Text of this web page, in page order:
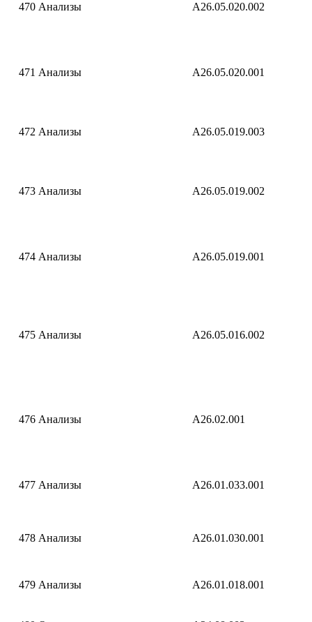
470 Анализы A26.05.020.002
471 Анализы A26.05.020.001
472 Анализы A26.05.019.003
473 Анализы A26.05.019.002
474 Анализы A26.05.019.001
475 Анализы A26.05.016.002
476 Анализы A26.02.001
477 Анализы A26.01.033.001
478 Анализы A26.01.030.001
479 Анализы A26.01.018.001